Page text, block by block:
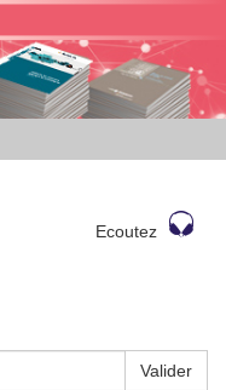
Ecoutez
Valider